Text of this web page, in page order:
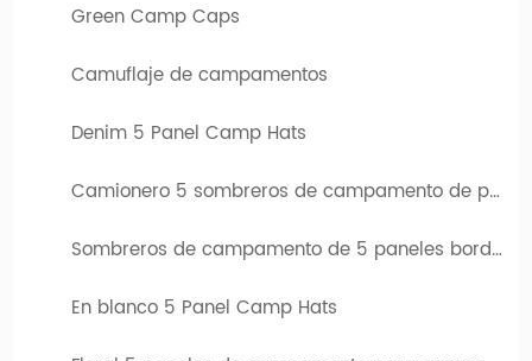
¿Quiere más información sobre el límite de 5 paneles?
Diseña tu sombrero favorito
Si necesita sombreros personalizados de alta calidad, ha
caps.com) le ofrece la oportunidad de diseñar su propio
que difieren tanto en el tipo de modelo como en color. El
Green Camp Caps
Camuflaje de campamentos
Denim 5 Panel Camp Hats
Camionero 5 sombreros de campamento de panel
Sombreros de campamento de 5 paneles bordados
En blanco 5 Panel Camp Hats